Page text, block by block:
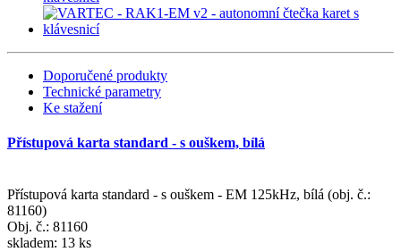
Doporučené produkty
Technické parametry
Ke stažení
Přístupová karta standard - s ouškem, bílá
Přístupová karta standard - s ouškem - EM 125kHz, bílá (obj. č.:
81160)
Obj. č.: 81160
skladem: 13 ks